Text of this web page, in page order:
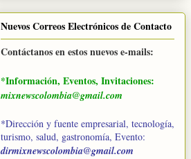
Nuevos Correos Electrónicos de Contacto
Contáctanos en estos nuevos e-mails:
*Información, Eventos, Invitaciones:
mixnewscolombia@gmail.com
*Dirección y fuente empresarial, tecnología,
turismo, salud, gastronomía, Evento:
dirmixnewscolombia@gmail.com